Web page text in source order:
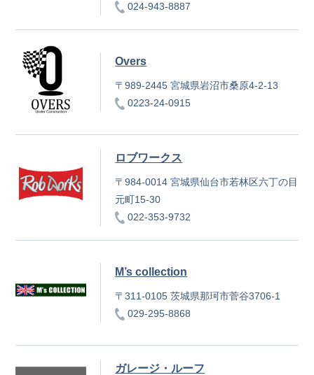
024-943-8887
Overs
〒989-2445 宮城県岩沼市桑原4-2-13
0223-24-0915
ロブワークス
〒984-0014 宮城県仙台市若林区六丁の目
元町15-30
022-353-9732
M’s collection
〒311-0105 茨城県那珂市菅谷3706-1
029-295-8868
ガレージ・ルーフ